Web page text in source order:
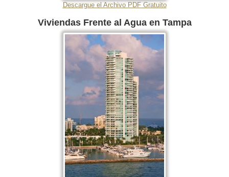
Descargue el Archivo PDF Gratuito
Viviendas Frente al Agua en Tampa